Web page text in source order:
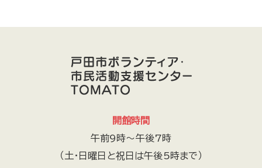
開館時間
午前9時～午後7時
（土・日曜日と祝日は午後5時まで）